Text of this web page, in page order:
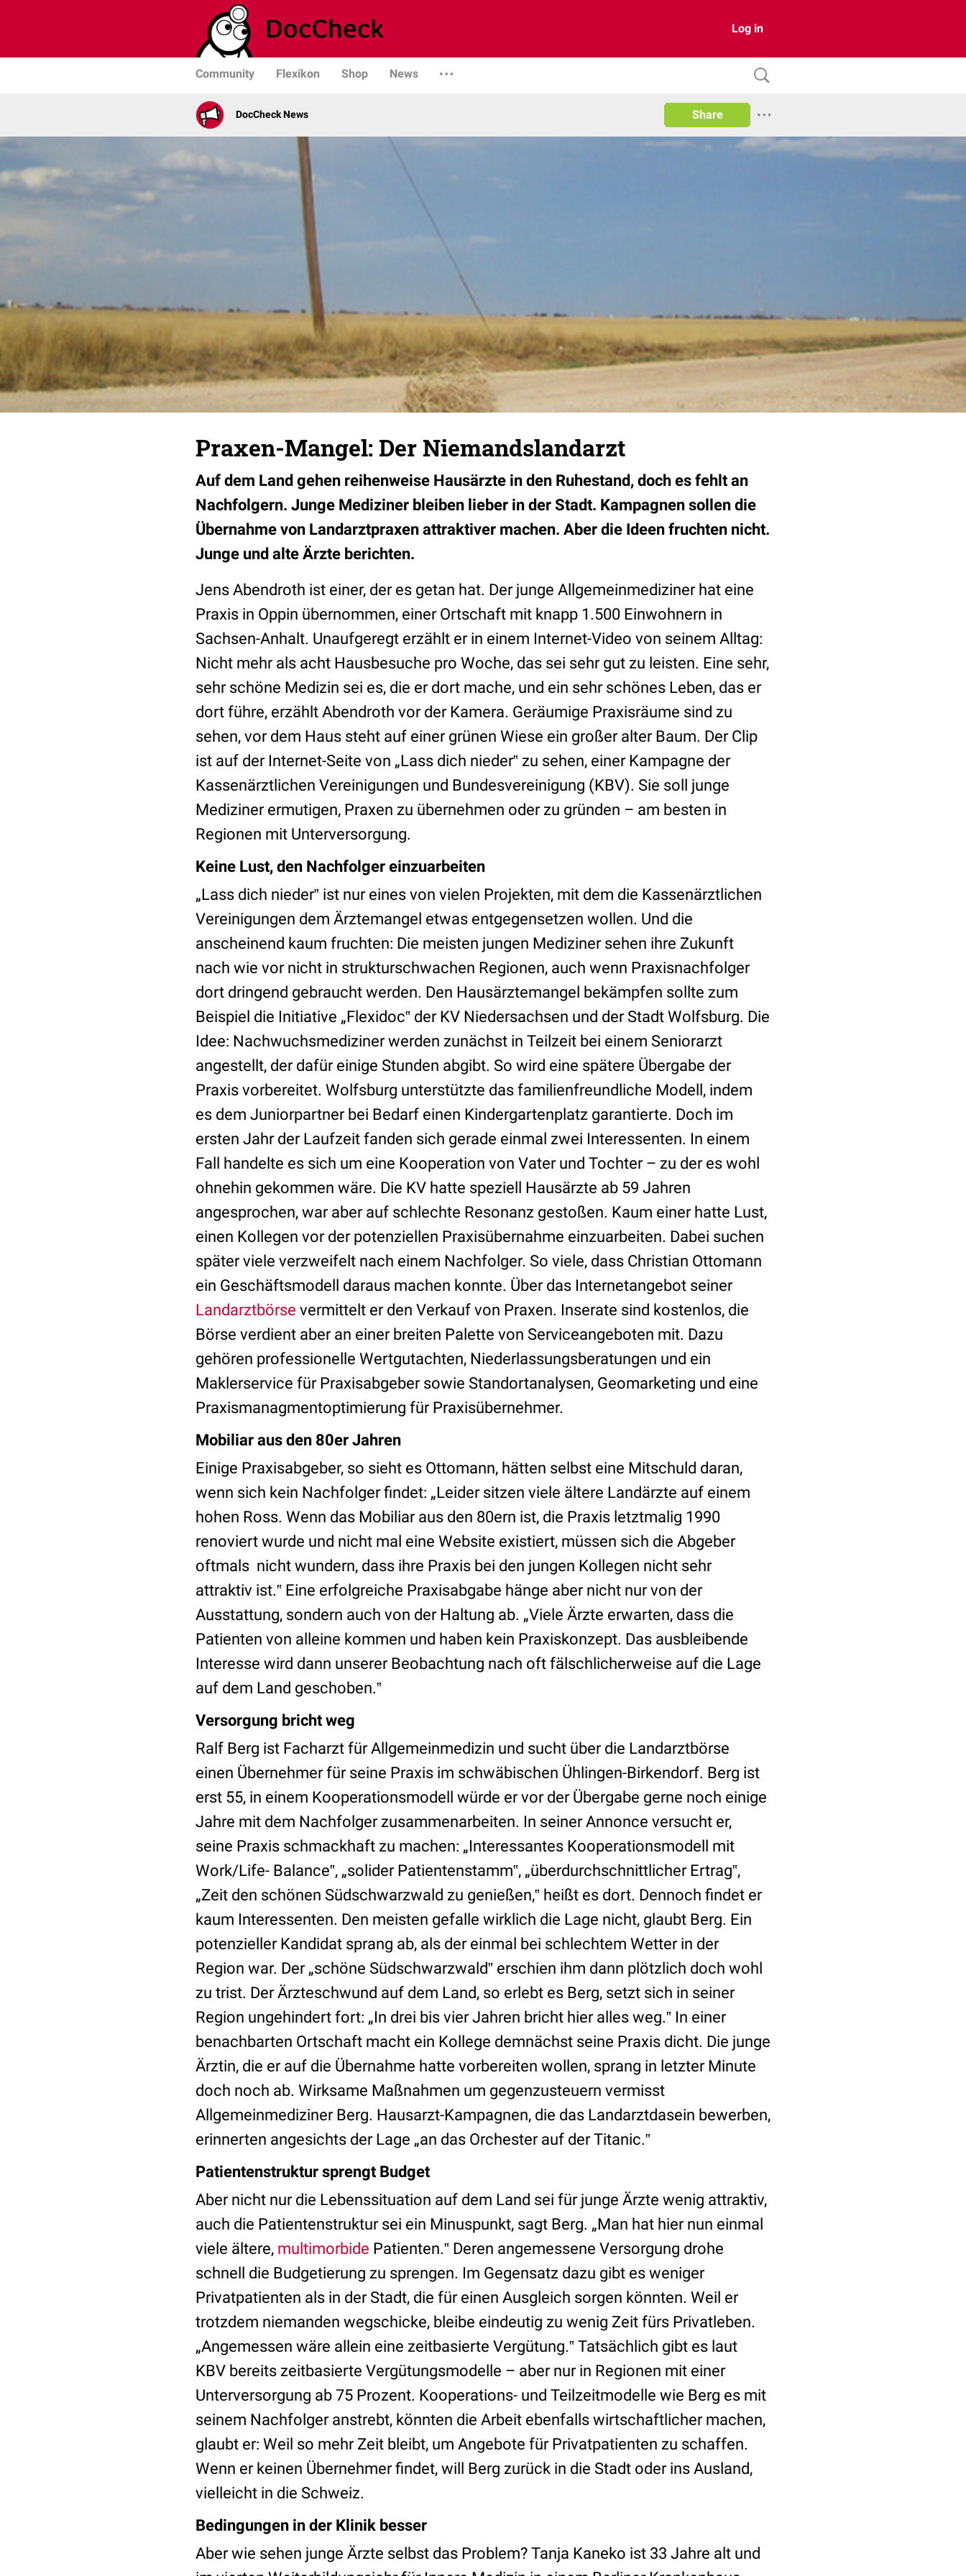
Log in
Community Flexikon Shop News
DocCheck News Share
Praxen-Mangel: Der Niemandslandarzt
Auf dem Land gehen reihenweise Hausärzte in den Ruhestand, doch es fehlt an
Nachfolgern. Junge Mediziner bleiben lieber in der Stadt. Kampagnen sollen die
Übernahme von Landarztpraxen attraktiver machen. Aber die Ideen fruchten nicht.
Junge und alte Ärzte berichten.
Jens Abendroth ist einer, der es getan hat. Der junge Allgemeinmediziner hat eine
Praxis in Oppin übernommen, einer Ortschaft mit knapp 1.500 Einwohnern in
Sachsen-Anhalt. Unaufgeregt erzählt er in einem Internet-Video von seinem Alltag:
Nicht mehr als acht Hausbesuche pro Woche, das sei sehr gut zu leisten. Eine sehr,
sehr schöne Medizin sei es, die er dort mache, und ein sehr schönes Leben, das er
dort führe, erzählt Abendroth vor der Kamera. Geräumige Praxisräume sind zu
sehen, vor dem Haus steht auf einer grünen Wiese ein großer alter Baum. Der Clip
ist auf der Internet-Seite von „Lass dich nieder‟ zu sehen, einer Kampagne der
Kassenärztlichen Vereinigungen und Bundesvereinigung (KBV). Sie soll junge
Mediziner ermutigen, Praxen zu übernehmen oder zu gründen – am besten in
Regionen mit Unterversorgung.
Keine Lust, den Nachfolger einzuarbeiten
„Lass dich nieder‟ ist nur eines von vielen Projekten, mit dem die Kassenärztlichen
Vereinigungen dem Ärztemangel etwas entgegensetzen wollen. Und die
anscheinend kaum fruchten: Die meisten jungen Mediziner sehen ihre Zukunft
nach wie vor nicht in strukturschwachen Regionen, auch wenn Praxisnachfolger
dort dringend gebraucht werden. Den Hausärztemangel bekämpfen sollte zum
Beispiel die Initiative „Flexidoc‟ der KV Niedersachsen und der Stadt Wolfsburg. Die
Idee: Nachwuchsmediziner werden zunächst in Teilzeit bei einem Seniorarzt
angestellt, der dafür einige Stunden abgibt. So wird eine spätere Übergabe der
Praxis vorbereitet. Wolfsburg unterstützte das familienfreundliche Modell, indem
es dem Juniorpartner bei Bedarf einen Kindergartenplatz garantierte. Doch im
ersten Jahr der Laufzeit fanden sich gerade einmal zwei Interessenten. In einem
Fall handelte es sich um eine Kooperation von Vater und Tochter – zu der es wohl
ohnehin gekommen wäre. Die KV hatte speziell Hausärzte ab 59 Jahren
angesprochen, war aber auf schlechte Resonanz gestoßen. Kaum einer hatte Lust,
einen Kollegen vor der potenziellen Praxisübernahme einzuarbeiten. Dabei suchen
später viele verzweifelt nach einem Nachfolger. So viele, dass Christian Ottomann
ein Geschäftsmodell daraus machen konnte. Über das Internetangebot seiner
Landarztbörse vermittelt er den Verkauf von Praxen. Inserate sind kostenlos, die
Börse verdient aber an einer breiten Palette von Serviceangeboten mit. Dazu
gehören professionelle Wertgutachten, Niederlassungsberatungen und ein
Maklerservice für Praxisabgeber sowie Standortanalysen, Geomarketing und eine
Praxismanagmentoptimierung für Praxisübernehmer.
Mobiliar aus den 80er Jahren
Einige Praxisabgeber, so sieht es Ottomann, hätten selbst eine Mitschuld daran,
wenn sich kein Nachfolger findet: „Leider sitzen viele ältere Landärzte auf einem
hohen Ross. Wenn das Mobiliar aus den 80ern ist, die Praxis letztmalig 1990
renoviert wurde und nicht mal eine Website existiert, müssen sich die Abgeber
oftmals nicht wundern, dass ihre Praxis bei den jungen Kollegen nicht sehr
attraktiv ist.‟ Eine erfolgreiche Praxisabgabe hänge aber nicht nur von der
Ausstattung, sondern auch von der Haltung ab. „Viele Ärzte erwarten, dass die
Patienten von alleine kommen und haben kein Praxiskonzept. Das ausbleibende
Interesse wird dann unserer Beobachtung nach oft fälschlicherweise auf die Lage
auf dem Land geschoben.‟
Versorgung bricht weg
Ralf Berg ist Facharzt für Allgemeinmedizin und sucht über die Landarztbörse
einen Übernehmer für seine Praxis im schwäbischen Ühlingen-Birkendorf. Berg ist
erst 55, in einem Kooperationsmodell würde er vor der Übergabe gerne noch einige
Jahre mit dem Nachfolger zusammenarbeiten. In seiner Annonce versucht er,
seine Praxis schmackhaft zu machen: „Interessantes Kooperationsmodell mit
Work/Life- Balance‟, „solider Patientenstamm‟, „überdurchschnittlicher Ertrag‟,
„Zeit den schönen Südschwarzwald zu genießen,‟ heißt es dort. Dennoch findet er
kaum Interessenten. Den meisten gefalle wirklich die Lage nicht, glaubt Berg. Ein
potenzieller Kandidat sprang ab, als der einmal bei schlechtem Wetter in der
Region war. Der „schöne Südschwarzwald‟ erschien ihm dann plötzlich doch wohl
zu trist. Der Ärzteschwund auf dem Land, so erlebt es Berg, setzt sich in seiner
Region ungehindert fort: „In drei bis vier Jahren bricht hier alles weg.‟ In einer
benachbarten Ortschaft macht ein Kollege demnächst seine Praxis dicht. Die junge
Ärztin, die er auf die Übernahme hatte vorbereiten wollen, sprang in letzter Minute
doch noch ab. Wirksame Maßnahmen um gegenzusteuern vermisst
Allgemeinmediziner Berg. Hausarzt-Kampagnen, die das Landarztdasein bewerben,
erinnerten angesichts der Lage „an das Orchester auf der Titanic.‟
Patientenstruktur sprengt Budget
Aber nicht nur die Lebenssituation auf dem Land sei für junge Ärzte wenig attraktiv,
auch die Patientenstruktur sei ein Minuspunkt, sagt Berg. „Man hat hier nun einmal
viele ältere, multimorbide Patienten.‟ Deren angemessene Versorgung drohe
schnell die Budgetierung zu sprengen. Im Gegensatz dazu gibt es weniger
Privatpatienten als in der Stadt, die für einen Ausgleich sorgen könnten. Weil er
trotzdem niemanden wegschicke, bleibe eindeutig zu wenig Zeit fürs Privatleben.
„Angemessen wäre allein eine zeitbasierte Vergütung.‟ Tatsächlich gibt es laut
KBV bereits zeitbasierte Vergütungsmodelle – aber nur in Regionen mit einer
Unterversorgung ab 75 Prozent. Kooperations- und Teilzeitmodelle wie Berg es mit
seinem Nachfolger anstrebt, könnten die Arbeit ebenfalls wirtschaftlicher machen,
glaubt er: Weil so mehr Zeit bleibt, um Angebote für Privatpatienten zu schaffen.
Wenn er keinen Übernehmer findet, will Berg zurück in die Stadt oder ins Ausland,
vielleicht in die Schweiz.
Bedingungen in der Klinik besser
Aber wie sehen junge Ärzte selbst das Problem? Tanja Kaneko ist 33 Jahre alt und